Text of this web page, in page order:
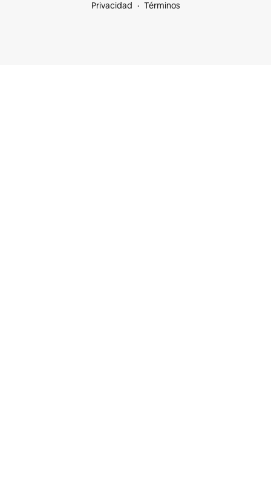
Privacidad Términos